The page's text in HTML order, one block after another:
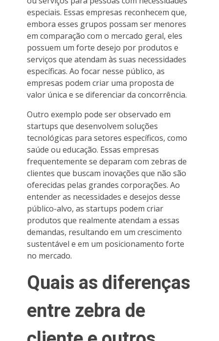
especiais. Essas empresas reconhecem que,
embora esses grupos possam ser menores
em comparação com o mercado geral, eles
possuem um forte desejo por produtos e
serviços que atendam às suas necessidades
específicas. Ao focar nesse público, as
empresas podem criar uma proposta de
valor única e se diferenciar da concorrência.
Outro exemplo pode ser observado em
startups que desenvolvem soluções
tecnológicas para setores específicos, como
saúde ou educação. Essas empresas
frequentemente se deparam com zebras de
clientes que buscam inovações que não são
oferecidas pelas grandes corporações. Ao
entender as necessidades e desejos desse
público-alvo, as startups podem criar
produtos que realmente atendam a essas
demandas, resultando em um crescimento
sustentável e em um posicionamento forte
no mercado.
Quais as diferenças
entre zebra de